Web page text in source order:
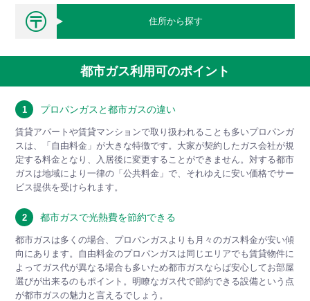
住所から探す
都市ガス利用可のポイント
1 プロパンガスと都市ガスの違い
賃貸アパートや賃貸マンションで取り扱われることも多いプロパンガ
スは、「自由料金」が大きな特徴です。大家が契約したガス会社が規
定する料金となり、入居後に変更することができません。対する都市
ガスは地域により一律の「公共料金」で、それゆえに安い価格でサー
ビス提供を受けられます。
2 都市ガスで光熱費を節約できる
都市ガスは多くの場合、プロパンガスよりも月々のガス料金が安い傾
向にあります。自由料金のプロパンガスは同じエリアでも賃貸物件に
よってガス代が異なる場合も多いため都市ガスならば安心してお部屋
選びが出来るのもポイント。明瞭なガス代で節約できる設備という点
が都市ガスの魅力と言えるでしょう。